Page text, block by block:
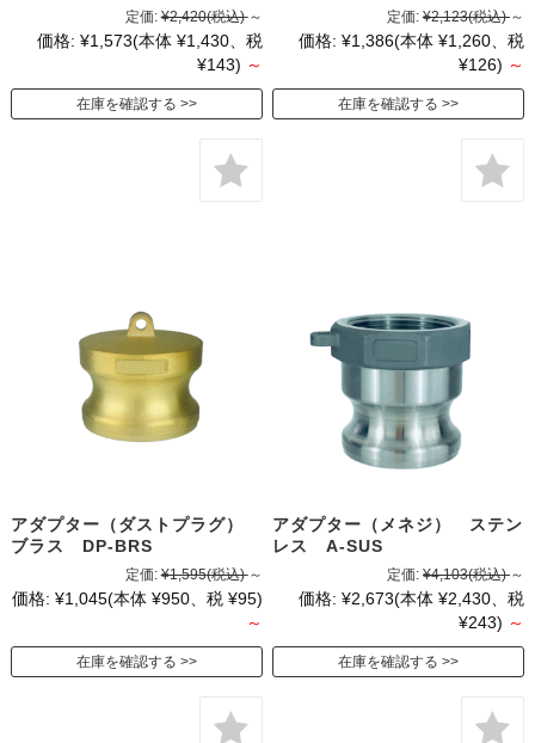
定価: ¥2,420(税込) ～
価格: ¥1,573(本体 ¥1,430、税
¥143) ～
在庫を確認する
定価: ¥2,123(税込) ～
価格: ¥1,386(本体 ¥1,260、税
¥126) ～
在庫を確認する
アダプター（ダストプラグ）
ブラス DP-BRS
定価: ¥1,595(税込) ～
価格: ¥1,045(本体 ¥950、税 ¥95)
～
在庫を確認する
アダプター（メネジ） ステン
レス A-SUS
定価: ¥4,103(税込) ～
価格: ¥2,673(本体 ¥2,430、税
¥243) ～
在庫を確認する